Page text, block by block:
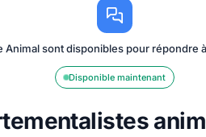
sont disponibles pour répondre
Disponible maintenant